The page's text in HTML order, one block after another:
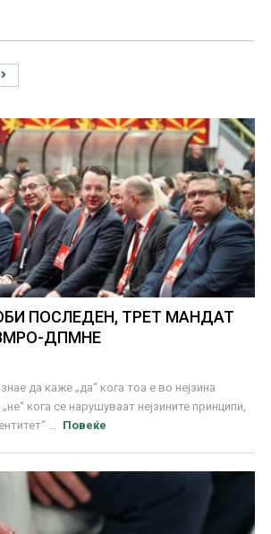
ПОСЛЕДЕН, ТРЕТ МАНДАТ
ДПМНЕ
да каже „да“ кога тоа е во нејзина
кога се нарушуваат нејзините принципи,
...
Повеќе